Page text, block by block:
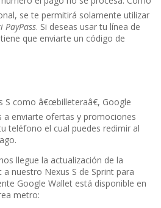
se te permitirá solamente utilizar
PayPass. Si deseas usar tu lí­nea de
que enviarte un código de
S como â€œbilleteraâ€, Google
a enviarte ofertas y promociones
teléfono el cual puedes redimir al
llegue la actualización de la
nuestro Nexus S de Sprint para
Google Wallet está disponible en
metro: